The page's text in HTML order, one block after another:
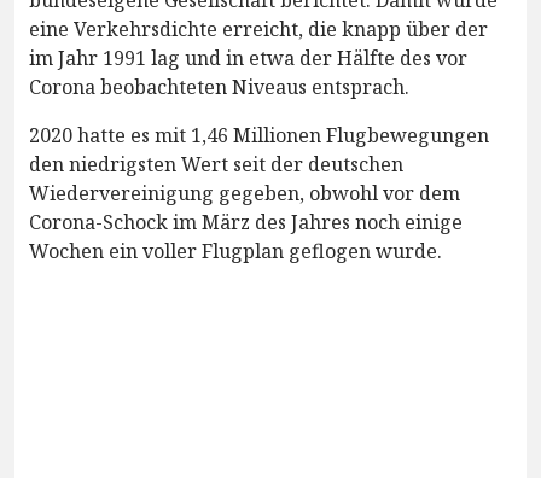
eine Verkehrsdichte erreicht, die knapp über der
im Jahr 1991 lag und in etwa der Hälfte des vor
Corona beobachteten Niveaus entsprach.
2020 hatte es mit 1,46 Millionen Flugbewegungen
den niedrigsten Wert seit der deutschen
Wiedervereinigung gegeben, obwohl vor dem
Corona-Schock im März des Jahres noch einige
Wochen ein voller Flugplan geflogen wurde.